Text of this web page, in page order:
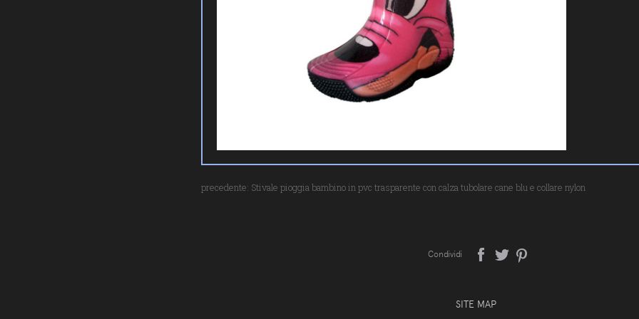
precedente: Stivale pioggia bambino in pvc trasparente con calza tubolare cane blu e collare nylon
Condividi
SITE MAP